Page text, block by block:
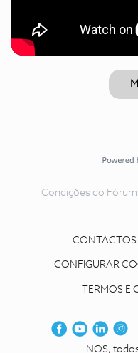
Condições do Fórum
CONTACTOS
CONFIGURAR
TERMOS E
NOS,